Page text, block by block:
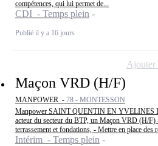
compétences, qui lui permet de...
CDI - Temps plein
Publié il y a 16 jours
Maçon VRD (H/F)
MANPOWER - 78 - MONTESSON
Manpower SAINT QUENTIN EN YVELINES
acteur du secteur du BTP, un Maçon VRD (H/F)
terrassement et fondations, - Mettre en place des
Intérim - Temps plein
Ajouter